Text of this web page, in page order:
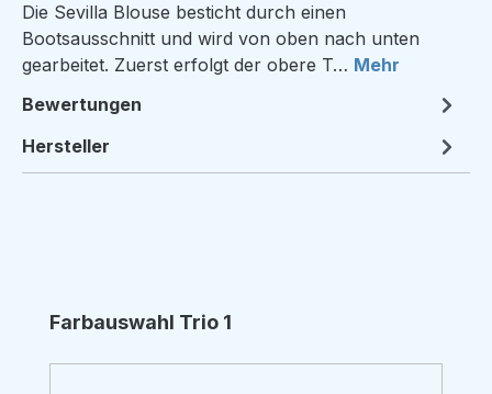
Die Sevilla Blouse besticht durch einen
Bootsausschnitt und wird von oben nach unten
gearbeitet. Zuerst erfolgt der obere T… Mehr
Bewertungen
Hersteller
Produktgalerie überspringen
Farbauswahl Trio 1